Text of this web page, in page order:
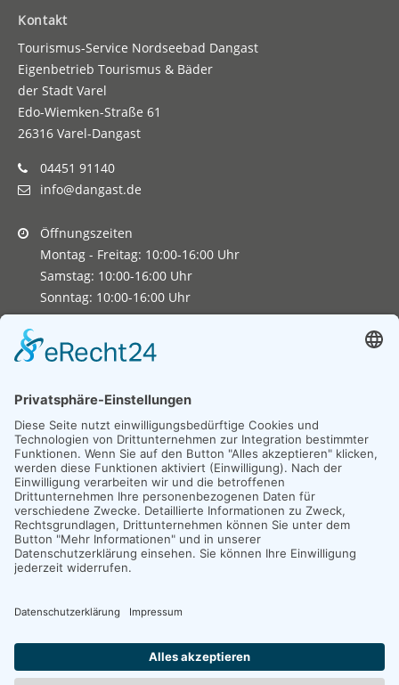
Kontakt
Tourismus-Service Nordseebad Dangast
Eigenbetrieb Tourismus & Bäder
der Stadt Varel
Edo-Wiemken-Straße 61
26316 Varel-Dangast
04451 91140
info@dangast.de
Öffnungszeiten
Montag - Freitag: 10:00-16:00 Uhr
Samstag: 10:00-16:00 Uhr
Sonntag: 10:00-16:00 Uhr
Impressum
Datenschutz
Unexpected Application Error!
crypto.randomUUID is not a function
TypeError: crypto.randomUUID is not a function
at JS.mc.suspense (https://search-
at https://search-interface.branchly.io/
at https://search-interface.branchly.io/
at https://search-interface.branchly.io/
at https://search-interface.branchly.io/